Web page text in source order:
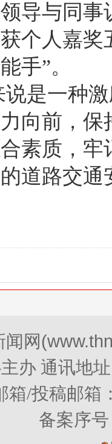
导与同
个人嘉奖
手”。
说是一种
向前，
素质，
道路交
闻网
办 通讯地
箱/投稿邮箱
备案序